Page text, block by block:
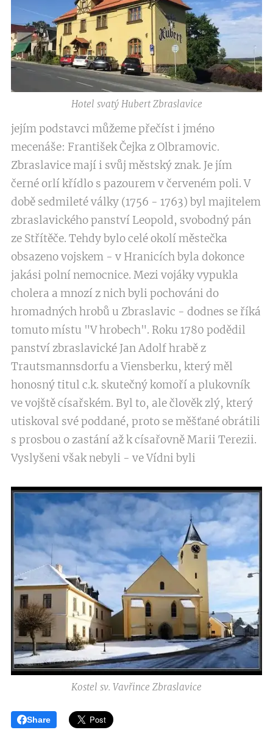
Hotel svatý Hubert Zbraslavice
jejím podstavci můžeme přečíst i jméno
mecenáše: František Čejka z Olbramovic.
Zbraslavice mají i svůj městský znak. Je jím
černé orlí křídlo s pazourem v červeném poli. V
době sedmileté války (1756 - 1763) byl majitelem
zbraslavického panství Leopold, svobodný pán
ze Střítěče. Tehdy bylo celé okolí městečka
obsazeno vojskem - v Hranicích byla dokonce
jakási polní nemocnice. Mezi vojáky vypukla
cholera a mnozí z nich byli pochováni do
hromadných hrobů u Zbraslavic - dodnes se říká
tomuto místu "V hrobech". Roku 1780 podědil
panství zbraslavické Jan Adolf hrabě z
Trautsmannsdorfu a Viensberku, který měl
honosný titul c.k. skutečný komoří a plukovník
ve vojště císařském. Byl to, ale člověk zlý, který
utiskoval své poddané, proto se měšťané obrátili
s prosbou o zastání až k císařovně Marii Terezii.
Vyslyšeni však nebyli - ve Vídni byli
Kostel sv. Vavřince Zbraslavice
Share